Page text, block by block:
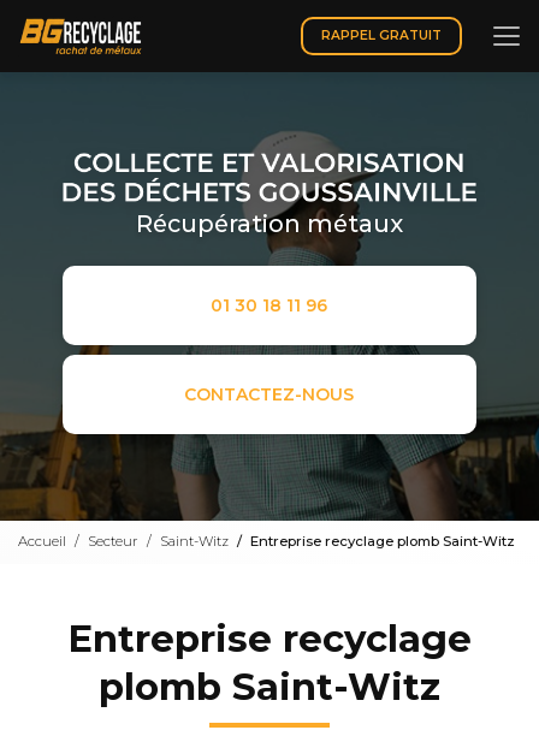
contenu
principal
RAPPEL GRATUIT
Récupération métaux
01 30 18 11 96
CONTACTEZ-NOUS
Accueil Secteur Saint-Witz Entreprise recyclage plomb Saint-Witz
Entreprise recyclage
plomb Saint-Witz